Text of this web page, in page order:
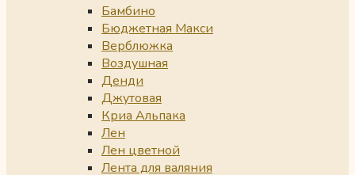
Бамбино
Бюджетная Макси
Верблюжка
Воздушная
Денди
Джутовая
Криа Альпака
Лен
Лен цветной
Лента для валяния